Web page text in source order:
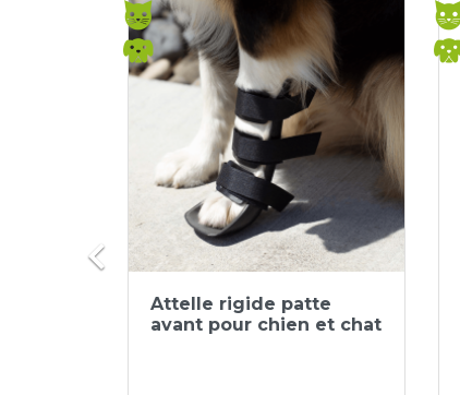

Aperçu rapide
Attelle rigide patte
avant pour chien et chat